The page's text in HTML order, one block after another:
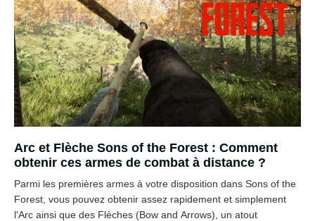
Arc et Flèche Sons of the Forest : Comment
obtenir ces armes de combat à distance ?
Parmi les premières armes à votre disposition dans Sons of the
Forest, vous pouvez obtenir assez rapidement et simplement
l'Arc ainsi que des Flèches (Bow and Arrows), un atout